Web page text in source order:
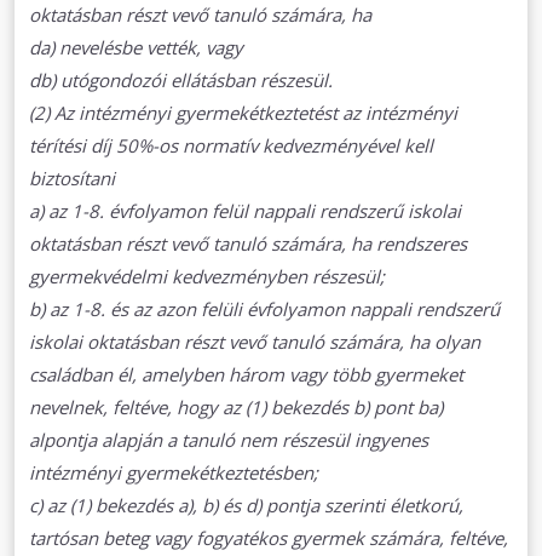
oktatásban részt vevő tanuló számára, ha
da) nevelésbe vették, vagy
db) utógondozói ellátásban részesül.
(2) Az intézményi gyermekétkeztetést az intézményi
térítési díj 50%-os normatív kedvezményével kell
biztosítani
a) az 1-8. évfolyamon felül nappali rendszerű iskolai
oktatásban részt vevő tanuló számára, ha rendszeres
gyermekvédelmi kedvezményben részesül;
b) az 1-8. és az azon felüli évfolyamon nappali rendszerű
iskolai oktatásban részt vevő tanuló számára, ha olyan
családban él, amelyben három vagy több gyermeket
nevelnek, feltéve, hogy az (1) bekezdés b) pont ba)
alpontja alapján a tanuló nem részesül ingyenes
intézményi gyermekétkeztetésben;
c) az (1) bekezdés a), b) és d) pontja szerinti életkorú,
tartósan beteg vagy fogyatékos gyermek számára, feltéve,